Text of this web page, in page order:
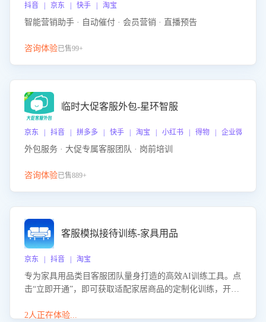
抖音 | 京东 | 快手 | 淘宝
智能营销助手 · 自动催付 · 会员营销 · 直播预告
咨询体验已售99+
临时大促客服外包-星环智服
京东 | 抖音 | 拼多多 | 快手 | 淘宝 | 小红书 | 得物 | 企业微信
外包服务 · 大促专属客服团队 · 岗前培训
咨询体验已售889+
客服模拟接待训练-家具用品
京东 | 抖音 | 淘宝
专为家具用品类目客服团队量身打造的高效AI训练工具。点
击“立即开通”，即可获取适配家居商品的定制化训练，开启
能、尺寸参数咨询等高频场景下的专业应对能力。
2人正在体验...